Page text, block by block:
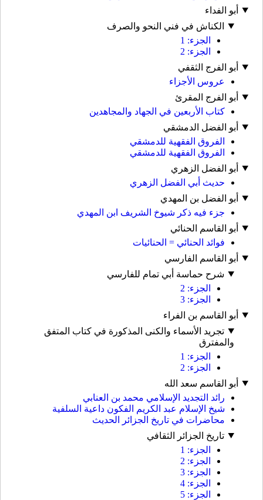
أبو الفداء
الكناش في فني النحو والصرف
الجزء: 1
الجزء: 2
أبو الفرج الثقفي
عروس الأجزاء
أبو الفرج المقرئ
كتاب الأربعين في الجهاد والمجاهدين
أبو الفضل الدمشقي
الفروق الفقهية للدمشقي
الفروق الفقهية للدمشقي
أبو الفضل الزهري
حديث أبي الفضل الزهري
أبو الفضل بن المهدي
جزء فيه ذكر شيوخ الشريف ابن المهدي
أبو القاسم الحنائي
فوائد الحنائي = الحنائيات
أبو القاسم الفارسي
شرح حماسة أبي تمام للفارسي
الجزء: 2
الجزء: 3
أبو القاسم بن الفراء
تجريد الأسماء والكنى المذكورة في كتاب المتفق
والمفترق
الجزء: 1
الجزء: 2
أبو القاسم سعد الله
رائد التجديد الإسلامي محمد بن العنابي
شيخ الإسلام عبد الكريم الفكون داعية السلفية
محاضرات في تاريخ الجزائر الحديث
تاريخ الجزائر الثقافي
الجزء: 1
الجزء: 2
الجزء: 3
الجزء: 4
الجزء: 5